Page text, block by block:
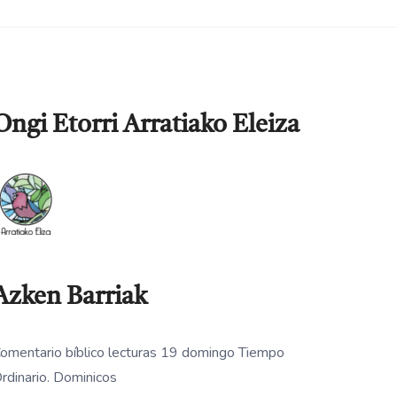
Etorri Arratiako Eleiza
Barriak
bíblico lecturas 19 domingo Tiempo
Dominicos